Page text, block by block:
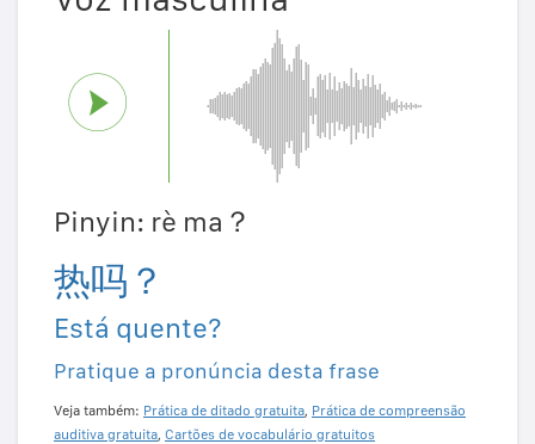
Pinyin: rè ma？
热吗？
Está quente?
Pratique a pronúncia desta frase
Veja também: Prática de ditado gratuita, Prática de compreensão
auditiva gratuita, Cartões de vocabulário gratuitos